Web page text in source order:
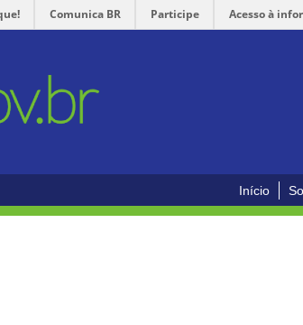
Comunica BR Participe Acesso à
Início